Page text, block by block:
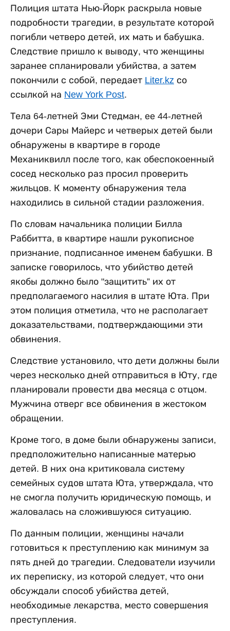
Полиция штата Нью-Йорк раскрыла новые
подробности трагедии, в результате которой
погибли четверо детей, их мать и бабушка.
Следствие пришло к выводу, что женщины
заранее спланировали убийства, а затем
покончили с собой, передает Liter.kz со
ссылкой на New York Post.
Тела 64-летней Эми Стедман, ее 44-летней
дочери Сары Майерс и четверых детей были
обнаружены в квартире в городе
Механиквилл после того, как обеспокоенный
сосед несколько раз просил проверить
жильцов. К моменту обнаружения тела
находились в сильной стадии разложения.
По словам начальника полиции Билла
Раббитта, в квартире нашли рукописное
признание, подписанное именем бабушки. В
записке говорилось, что убийство детей
якобы должно было "защитить” их от
предполагаемого насилия в штате Юта. При
этом полиция отметила, что не располагает
доказательствами, подтверждающими эти
обвинения.
Следствие установило, что дети должны были
через несколько дней отправиться в Юту, где
планировали провести два месяца с отцом.
Мужчина отверг все обвинения в жестоком
обращении.
Кроме того, в доме были обнаружены записи,
предположительно написанные матерью
детей. В них она критиковала систему
семейных судов штата Юта, утверждала, что
не смогла получить юридическую помощь, и
жаловалась на сложившуюся ситуацию.
По данным полиции, женщины начали
готовиться к преступлению как минимум за
пять дней до трагедии. Следователи изучили
их переписку, из которой следует, что они
обсуждали способ убийства детей,
необходимые лекарства, место совершения
преступления.